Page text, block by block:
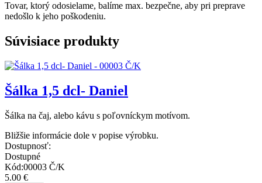
Tovar, ktorý odosielame, balíme max. bezpečne, aby pri preprave
nedošlo k jeho poškodeniu.
Súvisiace produkty
Šálka 1,5 dcl- Daniel
Šálka na čaj, alebo kávu s poľovníckym motívom.
Bližšie informácie dole v popise výrobku.
Dostupnosť:
Dostupné
Kód:00003 Č/K
5.00 €